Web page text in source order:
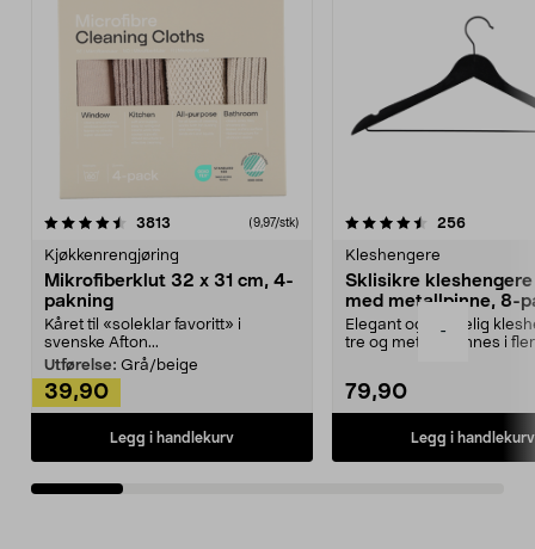
-
3813 anmeldelser(9,97/stk)
Kjøkkenrengjøring
Mikrofiberklut 32 x 31 cm, 4-
pakning
Kåret til «soleklar favoritt» i
svenske Afton...
Utførelse: Grå/beige
39,90
Legg i handlekurv
4.5av 5 stjerner 256
Kleshengere
Sklisikre
med metallpinne, 8-
Elegant og skikkelig
tre og metall – finnes i
79,90
Legg i handlekurv
4.5av 5 stjerner